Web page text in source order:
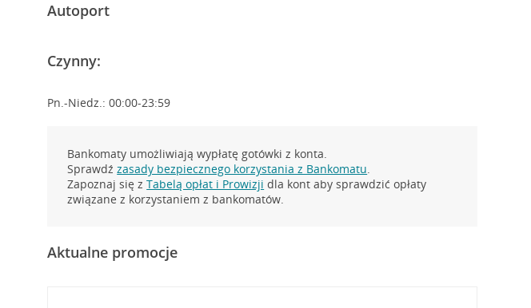
Autoport
Czynny:
Pn.-Niedz.: 00:00-23:59
Bankomaty umożliwiają wypłatę gotówki z konta.
Sprawdźzasady bezpiecznego korzystania z Bankomatu.
Zapoznaj się zTabelą opłat i Prowizji dla kont aby sprawdzić opłaty
związane z korzystaniem z bankomatów.
Aktualne promocje